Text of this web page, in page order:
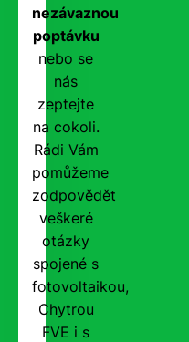
nezávaznou
poptávku
nebo se
nás
zeptejte
na cokoli.
Rádi Vám
pomůžeme
zodpovědět
veškeré
otázky
spojené s
fotovoltaikou,
Chytrou
FVE i s